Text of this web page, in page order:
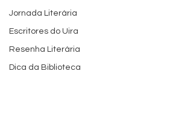
Jornada Literária
Escritores do Uira
Resenha Literária
Dica da Biblioteca